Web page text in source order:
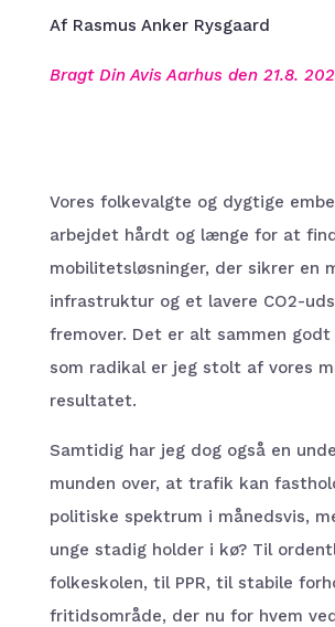
Af Rasmus Anker Rysgaard
Bragt Din Avis Aarhus den 21.8.
Vores folkevalgte og dygtige
arbejdet hårdt og længe for at
mobilitetsløsninger, der sikrer en
infrastruktur og et lavere CO2-
fremover. Det er alt sammen
som radikal er jeg stolt af vores
resultatet.
Samtidig har jeg dog også en
munden over, at trafik kan
politiske spektrum i månedsvis,
unge stadig holder i kø? Til
folkeskolen, til PPR, til stabile
fritidsområde, der nu for hvem